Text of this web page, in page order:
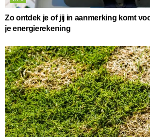
Zo ontdek je of jij in aanmerking komt
je energierekening